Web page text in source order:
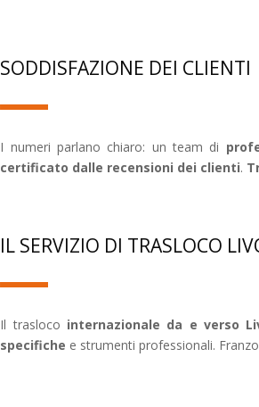
SODDISFAZIONE DEI CLIENTI
I numeri parlano chiaro: un team di
certificato dalle recensioni dei clienti.
IL SERVIZIO DI TRASLOCO
Il trasloco internazionale da e verso
specifiche e strumenti professionali.